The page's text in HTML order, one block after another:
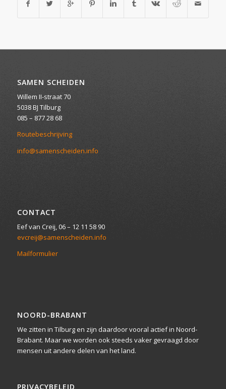
SAMEN SCHEIDEN
Willem II-straat 70
5038 BJ Tilburg
085 – 877 28 68
Routebeschrijving
info@samenscheiden.info
CONTACT
Eef van Creij, 06 – 12 11 58 90
evcreij@samenscheiden.info
Mailformulier
NOORD-BRABANT
We zitten in Tilburg en zijn daardoor vooral actief in Noord-
Brabant. Maar we worden ook steeds vaker gevraagd door
mensen uit andere delen van het land.
PRIVACYBELEID